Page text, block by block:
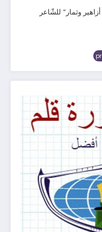
وثمار كثيرة